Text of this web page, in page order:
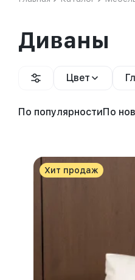
Диваны
Цвет
По популярностиПо
Хит продаж